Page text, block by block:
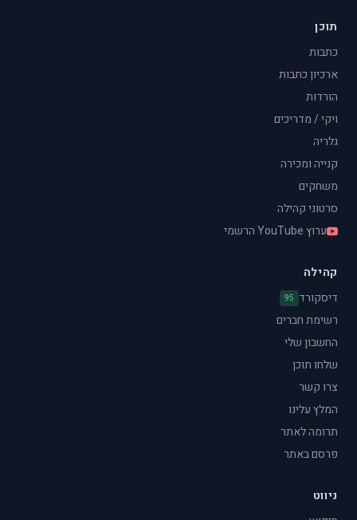
תוכן
כתבות
ארכיון כתבות
הורדות
ויקי / מדריכים
גלריה
קנייה ומכירה
משחקים
סרטוני קהילה
ערוץ YouTube הרשמי
קהילה
דיסקורד 95
רשימת חברים
החשבון שלי
שלחו תוכן
צרו קשר
המלץ עלינו
תרומה לאתר
פרסם באתר
ניווט